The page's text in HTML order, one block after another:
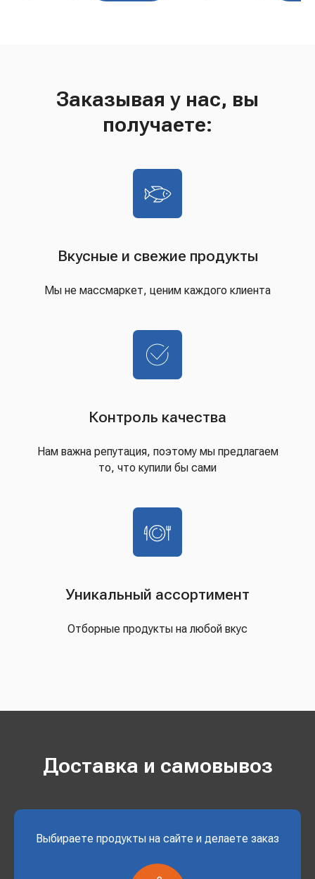
Заказывая у нас, вы
получаете:
Вкусные и свежие продукты
Мы не массмаркет, ценим каждого клиента
Контроль качества
Нам важна репутация, поэтому мы предлагаем
то, что купили бы сами
Уникальный ассортимент
Отборные продукты на любой вкус
Доставка и самовывоз
Выбираете продукты на сайте и делаете заказ